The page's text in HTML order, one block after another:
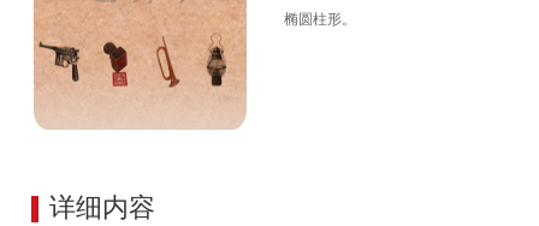
椭圆柱形。
详细内容